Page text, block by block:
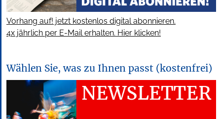
Vorhang auf! jetzt kostenlos digital abonnieren.
4x jährlich per E-Mail erhalten. Hier klicken!
Wählen Sie, was zu Ihnen passt (kostenfrei)